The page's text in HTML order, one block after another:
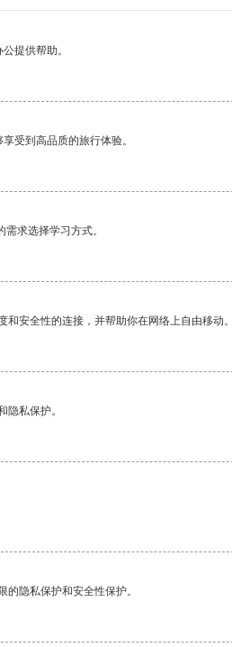
提供帮助。
受到高品质的旅行体验。
求选择学习方式。
安全性的连接，并帮助你在网络上自由移动。
隐私保护。
隐私保护和安全性保护。